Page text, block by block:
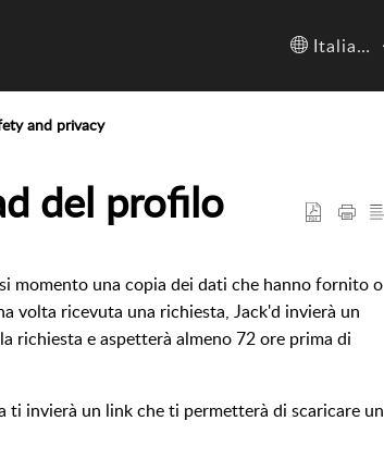
Italiano
and privacy
del profilo
momento una copia dei dati che hanno fornito o
volta ricevuta una richiesta, Jack'd invierà un
richiesta e aspetterà almeno 72 ore prima di
ti invierà un link che ti permetterà di scaricare un